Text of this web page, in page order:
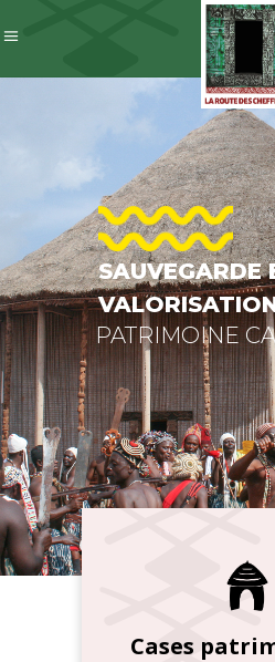
Cases